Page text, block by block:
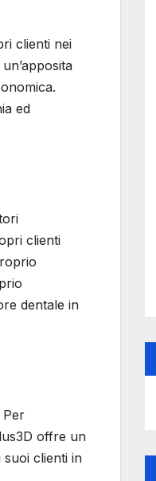
clienti nei
ed
clienti
dentale in
Per
offre un
suoi clienti in